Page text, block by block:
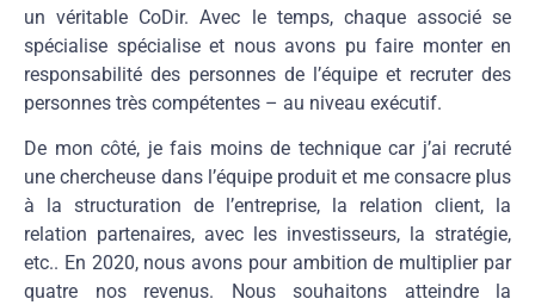
un véritable CoDir. Avec le temps, chaque associé se
spécialise spécialise et nous avons pu faire monter en
responsabilité des personnes de l’équipe et recruter des
personnes très compétentes – au niveau exécutif.
De mon côté, je fais moins de technique car j’ai recruté
une chercheuse dans l’équipe produit et me consacre plus
à la structuration de l’entreprise, la relation client, la
relation partenaires, avec les investisseurs, la stratégie,
etc.. En 2020, nous avons pour ambition de multiplier par
quatre nos revenus. Nous souhaitons atteindre la